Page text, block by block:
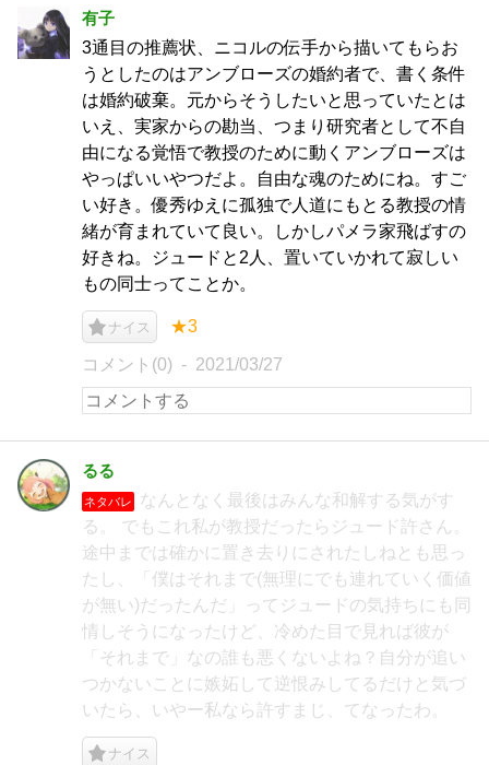
有子
3通目の推薦状、ニコルの伝手から描いてもらお
うとしたのはアンブローズの婚約者で、書く条件
は婚約破棄。元からそうしたいと思っていたとは
いえ、実家からの勘当、つまり研究者として不自
由になる覚悟で教授のために動くアンブローズは
やっぱいいやつだよ。自由な魂のためにね。すご
い好き。優秀ゆえに孤独で人道にもとる教授の情
緒が育まれていて良い。しかしパメラ家飛ばすの
好きね。ジュードと2人、置いていかれて寂しい
もの同士ってことか。
ナイス ★3
コメント(0) 2021/03/27
るる
ネタバレ
なんとなく最後はみんな和解する気がす
る。 でもこれ私が教授だったらジュード許さん。
途中までは確かに置き去りにされたしねとも思っ
たし、「僕はそれまで(無理にでも連れていく価値
が無い)だったんだ」ってジュードの気持ちにも同
情しそうになったけど、冷めた目で見れば彼が
「それまで」なの誰も悪くないよね？自分が追い
つかないことに嫉妬して逆恨みしてるだけと気づ
いたら、いやー私なら許すまじ、てなったわ。
ナイス